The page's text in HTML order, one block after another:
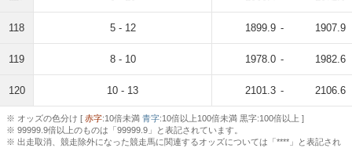
118 5 - 12 1899.9 - 1907.9
119 8 - 10 1978.0 - 1982.6
120 10 - 13 2101.3 - 2106.6
※ オッズの色分け [ 赤字:10倍未満 青字:10倍以上100倍未満 黒字:100倍以上 ]
※ 99999.9倍以上のものは「99999.9」と表記されています。
※ 出走取消、競走除外になった競走馬に関連するオッズについては「****」と表記され